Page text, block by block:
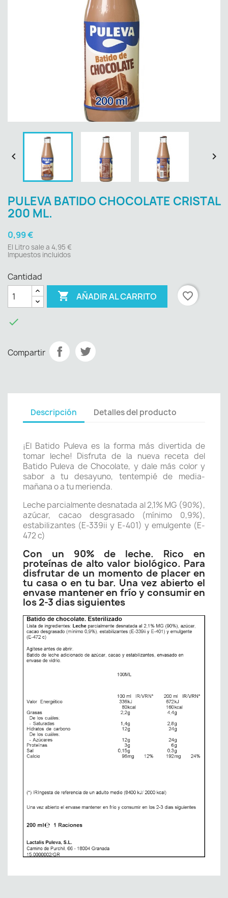
 
PULEVA BATIDO CHOCOLATE CRISTAL
200 ML.
0,99 €
El Litro sale a 4,95 €
Impuestos incluidos
Cantidad
 AÑADIR AL CARRITO favorite_border

Compartir
Descripción Detalles del producto
¡El Batido Puleva es la forma más divertida de
tomar leche! Disfruta de la nueva receta del
Batido Puleva de Chocolate, y dale más color y
sabor a tu desayuno, tentempié de media-
mañana o a tu merienda.
Leche parcialmente desnatada al 2,1% MG (90%),
azúcar, cacao desgrasado (mínimo 0,9%),
estabilizantes (E-339ii y E-401) y emulgente (E-
472 c)
Con un 90% de leche. Rico en
proteínas de alto valor biológico. Para
disfrutar de un momento de placer en
tu casa o en tu bar. Una vez abierto el
envase mantener en frío y consumir en
los 2-3 dias siguientes